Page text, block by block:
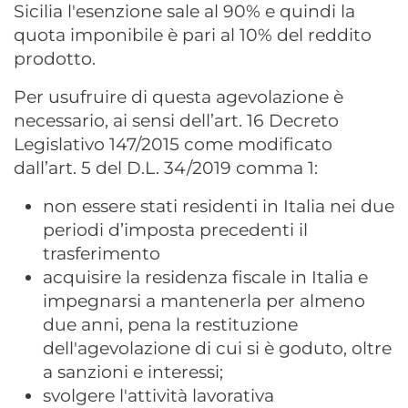
Sicilia l'esenzione sale al 90% e quindi la
quota imponibile è pari al 10% del reddito
prodotto.
Per usufruire di questa agevolazione è
necessario, ai sensi dell’art. 16 Decreto
Legislativo 147/2015 come modificato
dall’art. 5 del D.L. 34/2019 comma 1:
non essere stati residenti in Italia nei due
periodi d’imposta precedenti il
trasferimento
acquisire la residenza fiscale in Italia e
impegnarsi a mantenerla per almeno
due anni, pena la restituzione
dell'agevolazione di cui si è goduto, oltre
a sanzioni e interessi;
svolgere l'attività lavorativa